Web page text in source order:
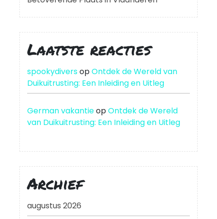
Laatste reacties
spookydiversopOntdek de Wereld van
Duikuitrusting: Een Inleiding en Uitleg
German vakantieopOntdek de Wereld
van Duikuitrusting: Een Inleiding en Uitleg
Archief
augustus 2026